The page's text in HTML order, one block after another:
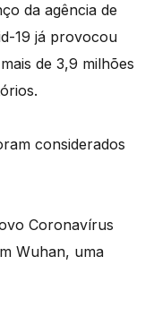
da agência de
19 já provocou
de 3,9 milhões
considerados
Coronavírus
Wuhan, uma